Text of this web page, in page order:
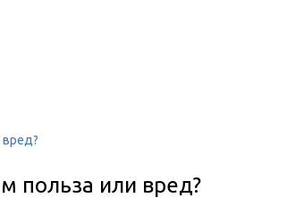
польза или вред?